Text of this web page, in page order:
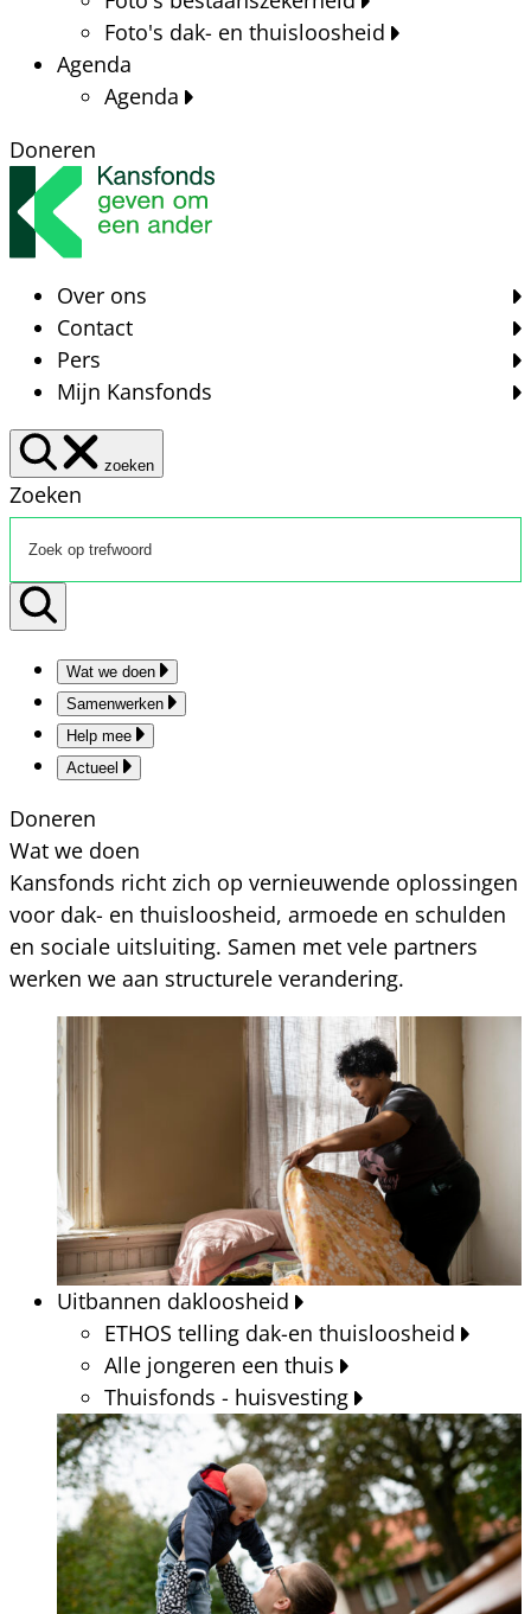
Foto's dak- en thuisloosheid
Agenda
Agenda
Doneren
Over ons
Contact
Pers
Mijn Kansfonds
zoeken
Zoeken
Wat we doen
Samenwerken
Help mee
Actueel
Doneren
Wat we doen
Kansfonds richt zich op vernieuwende oplossingen
voor dak- en thuisloosheid, armoede en schulden
en sociale uitsluiting. Samen met vele partners
werken we aan structurele verandering.
Uitbannen dakloosheid
ETHOS telling dak-en thuisloosheid
Alle jongeren een thuis
Thuisfonds - huisvesting